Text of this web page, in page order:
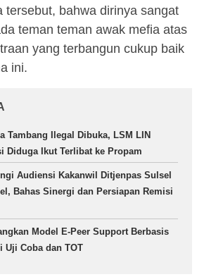
tersebut, bahwa dirinya sangat
teman teman awak mefia atas
yang terbangun cukup baik
ini.
Tambang Ilegal Dibuka, LSM LIN
Diduga Ikut Terlibat ke Propam
Audiensi Kakanwil Ditjenpas Sulsel
Bahas Sinergi dan Persiapan Remisi
Model E-Peer Support Berbasis
Uji Coba dan TOT